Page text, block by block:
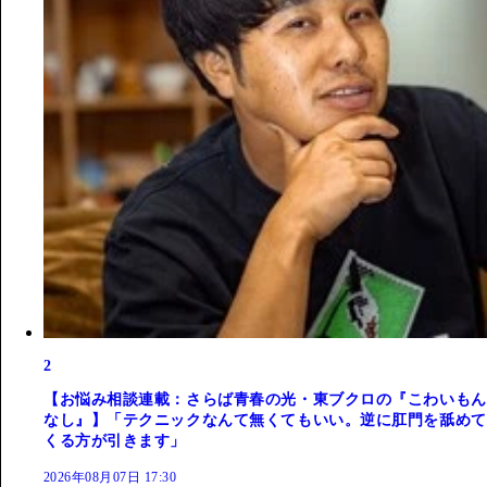
2
【お悩み相談連載：さらば青春の光・東ブクロの『こわいもん
なし』】「テクニックなんて無くてもいい。逆に肛門を舐めて
くる方が引きます」
2026年08月07日 17:30